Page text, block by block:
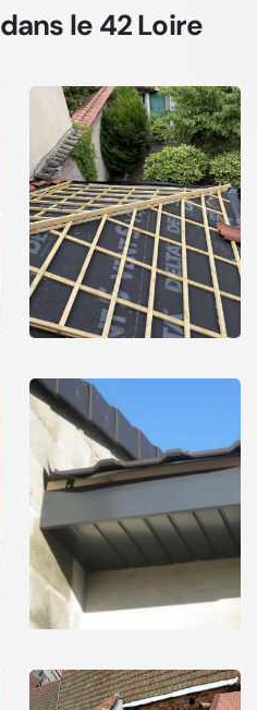
dans le 42 Loire